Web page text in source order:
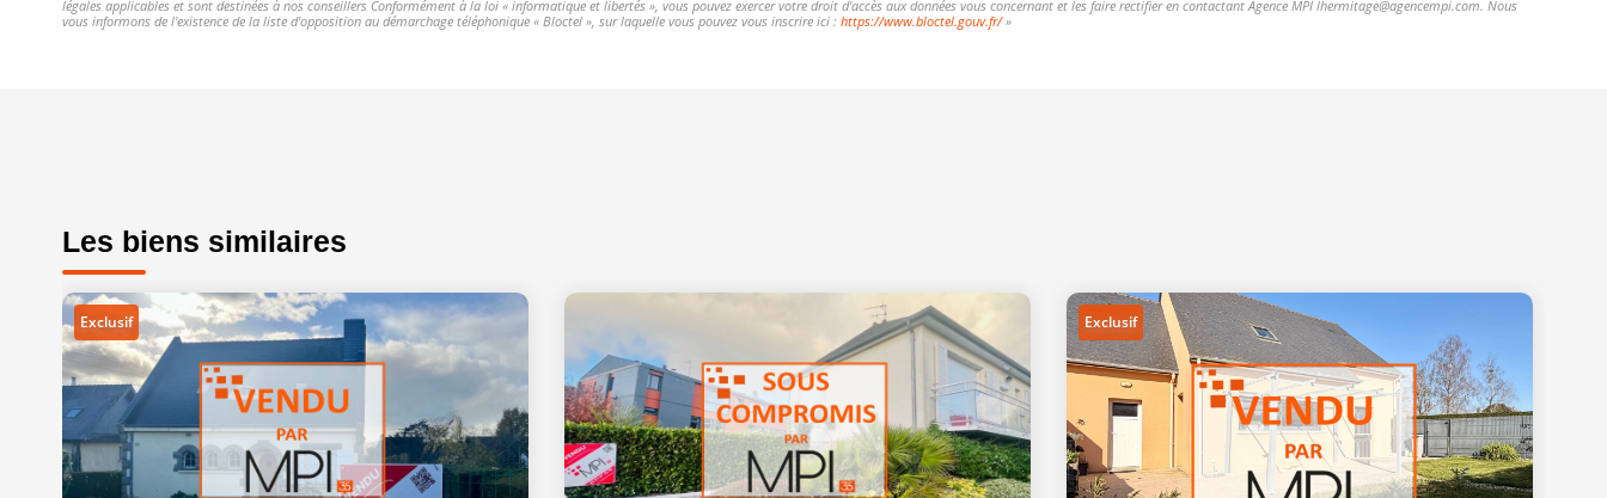
légales applicables et sont destinées à nos conseillers Conformément à la loi « informatique et libertés », vous pouvez exercer votre droit d'accès aux données vous concernant et les faire rectifier en contactant Agence MPI lhermitage@agencempi.com. Nous
vous informons de l'existence de la liste d'opposition au démarchage téléphonique « Bloctel », sur laquelle vous pouvez vous inscrire ici : https://www.bloctel.gouv.fr/»
Les biens similaires
Exclusif Exclusif